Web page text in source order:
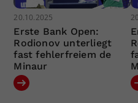
20.10.2025
Erste Bank Open:
Rodionov unterliegt
fast fehlerfreiem de
Minaur